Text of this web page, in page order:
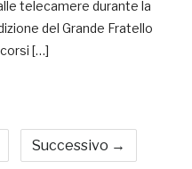
telecamere durante la
del Grande Fratello
[…]
Successivo →